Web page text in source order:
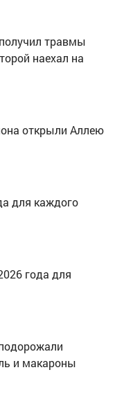
травмы
наехал на
открыли Аллею
для каждого
года для
и макароны